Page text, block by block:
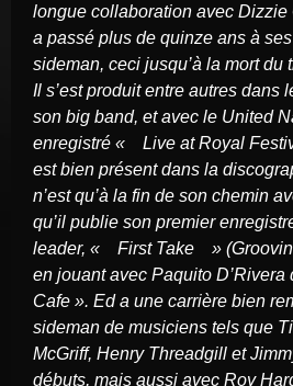
longue collaboration avec
a passé plus de quinze ans à
sideman, ceci jusqu’à la mort du
Il s’est produit entre autres dans
son big band, et avec le United
enregistré « Live at Royal
est bien présent dans la
n’est qu’à la fin de son chemin
qu’il publie son premier
leader, « First Take »
en jouant avec Paquito
Cafe ». Ed a une carrière bien
sideman de musiciens tels que
McGriff, Henry Threadgill et
débuts, mais aussi avec Roy